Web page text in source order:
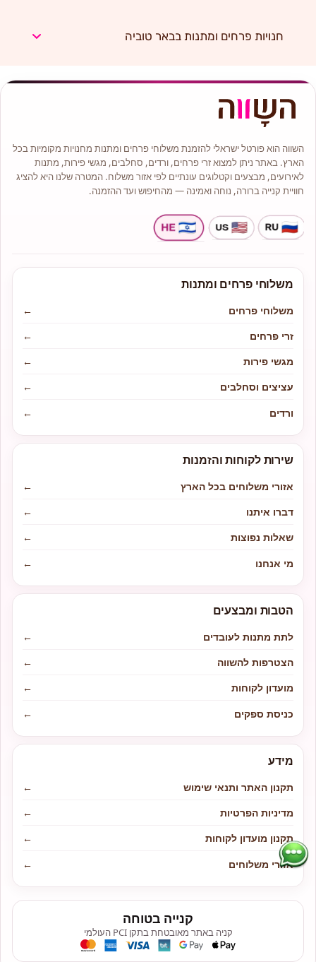
חנויות פרחים ומתנות בבאר טוביה
השווה הוא פורטל ישראלי להזמנת משלוחי פרחים ומתנות מחנויות מקומיות בכל
הארץ. באתר ניתן למצוא זרי פרחים, ורדים, סחלבים, מגשי פירות, מתנות
לאירועים, מבצעים וקטלוגים עונתיים לפי אזור משלוח. המטרה שלנו היא להציג
חוויית קנייה ברורה, נוחה ואמינה — מהחיפוש ועד ההזמנה.
משלוחי פרחים ומתנות
משלוחי פרחים
←
זרי פרחים
←
מגשי פירות
←
עציצים וסחלבים
←
ורדים
←
שירות לקוחות והזמנות
אזורי משלוחים בכל הארץ
←
דברו איתנו
←
שאלות נפוצות
←
מי אנחנו
←
הטבות ומבצעים
לתת מתנות לעובדים
←
הצטרפות להשווה
←
מועדון לקוחות
←
כניסת ספקים
←
מידע
תקנון האתר ותנאי שימוש
←
מדיניות הפרטיות
←
תקנון מועדון לקוחות
←
אזורי משלוחים
←
קנייה בטוחה
קניה באתר מאובטחת בתקן PCI העולמי